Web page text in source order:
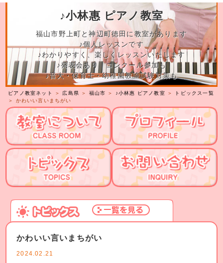
♪小林惠 ピアノ教室
福山市野上町と神辺町徳田に教室があります
♪個人レッスンです
♪わかりやすく、楽しくレッスンいたします
♪発表会あり コンクール参加も
♪音大・保育士・幼稚園教諭試験対策も
ピアノ教室ネット ＞ 広島県 ＞ 福山市 ＞ ♪小林惠 ピアノ教室 ＞
トピックス一覧
＞ かわいい言いまちがい
かわいい言いまちがい
2024.02.21